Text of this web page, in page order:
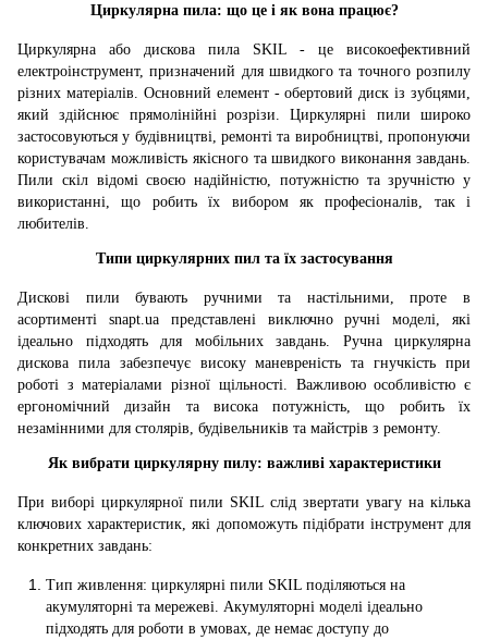
Циркулярна пила: що це і як вона працює?
Циркулярна або дискова пила SKIL - це високоефективний
електроінструмент, призначений для швидкого та точного розпилу
різних матеріалів. Основний елемент - обертовий диск із зубцями,
який здійснює прямолінійні розрізи. Циркулярні пили широко
застосовуються у будівництві, ремонті та виробництві, пропонуючи
користувачам можливість якісного та швидкого виконання завдань.
Пили скіл відомі своєю надійністю, потужністю та зручністю у
використанні, що робить їх вибором як професіоналів, так і
любителів.
Типи циркулярних пил та їх застосування
Дискові пили бувають ручними та настільними, проте в
асортименті snapt.ua представлені виключно ручні моделі, які
ідеально підходять для мобільних завдань. Ручна циркулярна
дискова пила забезпечує високу маневреність та гнучкість при
роботі з матеріалами різної щільності. Важливою особливістю є
ергономічний дизайн та висока потужність, що робить їх
незамінними для столярів, будівельників та майстрів з ремонту.
Як вибрати циркулярну пилу: важливі характеристики
При виборі циркулярної пили SKIL слід звертати увагу на кілька
ключових характеристик, які допоможуть підібрати інструмент для
конкретних завдань:
Тип живлення: циркулярні пили SKIL поділяються на
акумуляторні та мережеві. Акумуляторні моделі ідеально
підходять для роботи в умовах, де немає доступу до